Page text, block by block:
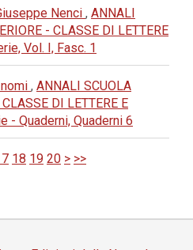
Nenci , ANNALI
- CLASSE DI LETTERE
Vol. I, Fasc. 1
, ANNALI SCUOLA
DI LETTERE E
- Quaderni, Quaderni 6
18 19 20 > >>